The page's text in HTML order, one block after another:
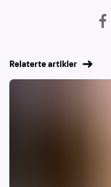
Relaterte artikler